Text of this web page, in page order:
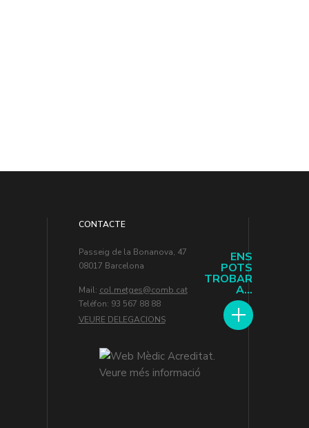
ENS
POTS
TROBAR
A...
CONTACTE
Passeig de la Bonanova, 47
08017 Barcelona
Mail: col.metges
Teléfon: 93 567 88 88
VEURE DELEGACIONS